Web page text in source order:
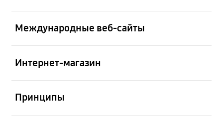
Международные веб-сайты
Интернет-магазин
Принципы